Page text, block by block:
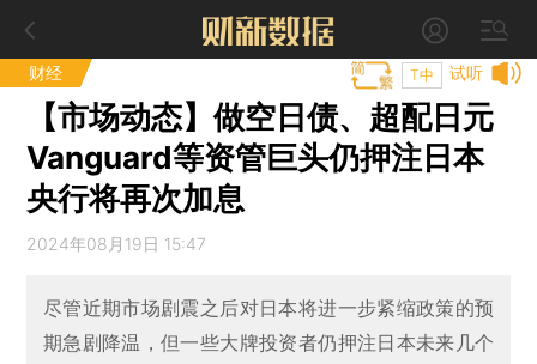
财经 试听
T中
【市场动态】做空日债、超配日元
Vanguard等资管巨头仍押注日本
央行将再次加息
2024年08月19日 15:47
尽管近期市场剧震之后对日本将进一步紧缩政策的预
期急剧降温，但一些大牌投资者仍押注日本未来几个